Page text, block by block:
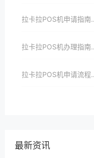
拉卡拉POS机申请指南：轻松接入移动支付
拉卡拉POS机办理指南：从零到一，轻松掌握收银新技能
拉卡拉POS机申请流程：从提交到激活全攻略
最新资讯